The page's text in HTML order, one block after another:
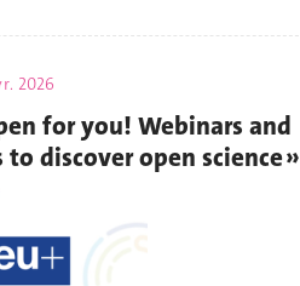
2026
for you! Webinars and
discover open science »